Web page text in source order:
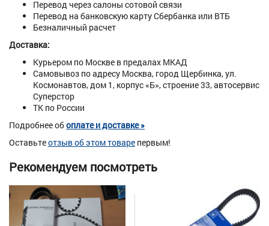
Перевод через салоны сотовой связи
Перевод на банковскую карту Сбербанка или ВТБ
Безналичный расчет
Доставка:
Курьером по Москве в предалах МКАД
Самовывоз по адресу Москва, город Щербинка, ул.
Космонавтов, дом 1, корпус «Б», строение 33, автосервис
Суперстор
ТК по России
Подробнее обоплате и доставке »
Оставьтеотзыв об этом товаре первым!
Рекомендуем посмотреть